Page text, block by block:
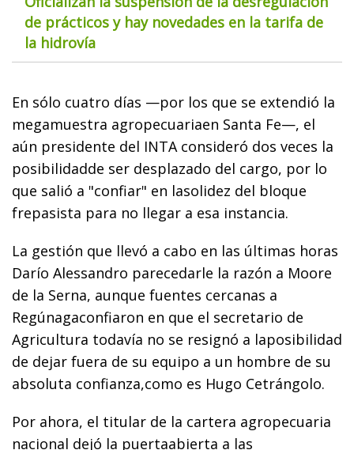
de prácticos y hay novedades en la tarifa de
la hidrovía
En sólo cuatro días —por los que se extendió la
megamuestra agropecuariaen Santa Fe—, el
aún presidente del INTA consideró dos veces la
posibilidadde ser desplazado del cargo, por lo
que salió a "confiar" en lasolidez del bloque
frepasista para no llegar a esa instancia.
La gestión que llevó a cabo en las últimas horas
Darío Alessandro parecedarle la razón a Moore
de la Serna, aunque fuentes cercanas a
Regúnagaconfiaron en que el secretario de
Agricultura todavía no se resignó a laposibilidad
de dejar fuera de su equipo a un hombre de su
absoluta confianza,como es Hugo Cetrángolo.
Por ahora, el titular de la cartera agropecuaria
nacional dejó la puertaabierta a las